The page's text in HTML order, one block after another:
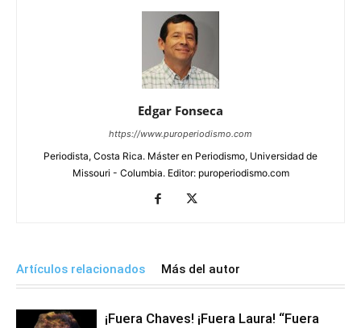
Edgar Fonseca
https://www.puroperiodismo.com
Periodista, Costa Rica. Máster en Periodismo, Universidad de
Missouri - Columbia. Editor: puroperiodismo.com
Artículos relacionados Más del autor
¡Fuera Chaves! ¡Fuera Laura! “Fuera